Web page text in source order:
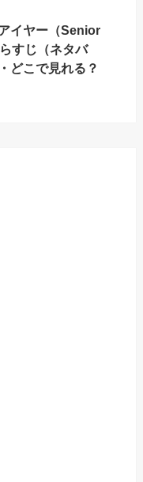
イヤー（Senior
すじ（ネタバ
どこで見れる？